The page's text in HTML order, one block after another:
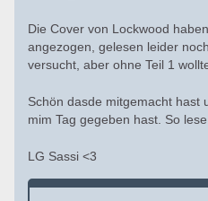
Die Cover von Lockwood
angezogen, gelesen leider
versucht, aber ohne Teil 1
Schön dasde mitgemacht hast
mim Tag gegeben hast. So
LG Sassi <3